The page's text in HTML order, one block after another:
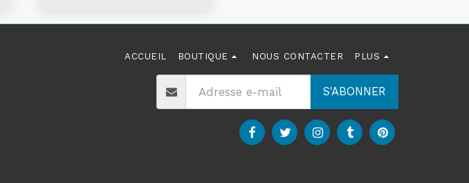
ACCUEIL BOUTIQUE NOUS CONTACTER PLUS
S'ABONNER